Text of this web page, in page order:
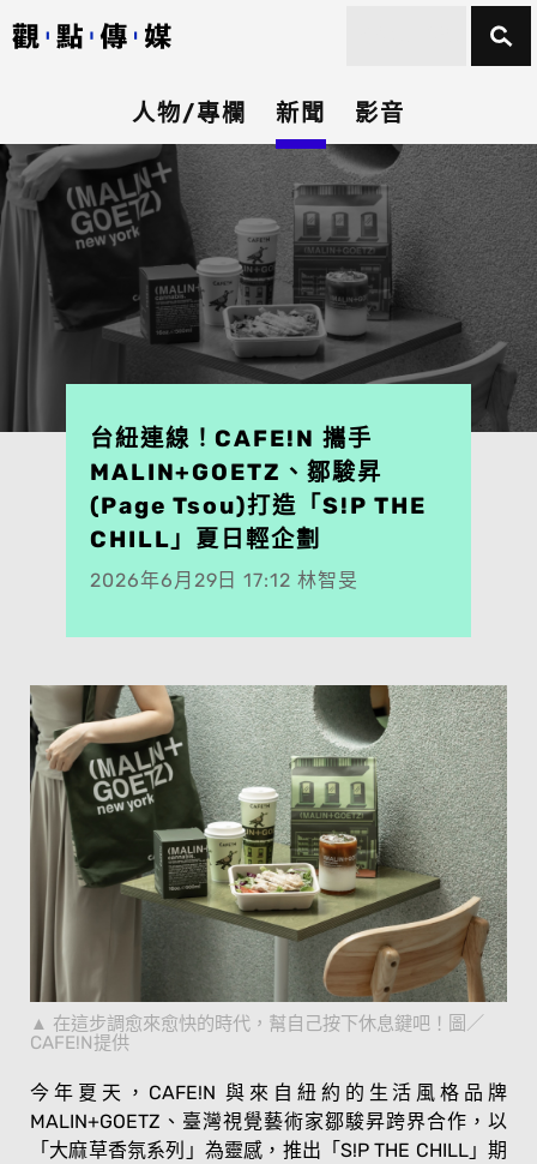
人物/專欄 新聞 影音
台紐連線！CAFE!N 攜手
MALIN+GOETZ、鄒駿昇
(Page Tsou)打造「S!P THE
CHILL」夏日輕企劃
2026年6月29日 17:12 林智旻
在這步調愈來愈快的時代，幫自己按下休息鍵吧！圖／
CAFE!N提供
今年夏天，CAFE!N 與來自紐約的生活風格品牌
MALIN+GOETZ、臺灣視覺藝術家鄒駿昇跨界合作，以
「大麻草香氛系列」為靈感，推出「S!P THE CHILL」期